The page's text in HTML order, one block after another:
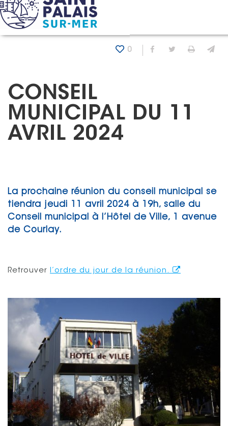
Panneau de gestion des cookies
Accueil Actualités
0 Partager sur
Partager
CONSEIL
MUNICIPAL DU 11
AVRIL 2024
La prochaine réunion du conseil municipal se
tiendra jeudi 11 avril 2024 à 19h, salle du
Conseil municipal à l’Hôtel de Ville, 1 avenue
de Courlay.
Retrouver l’ordre du jour de la réunion.